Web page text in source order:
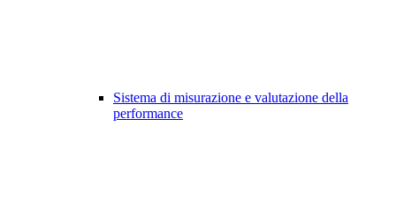
Sistema di misurazione e valutazione della
performance